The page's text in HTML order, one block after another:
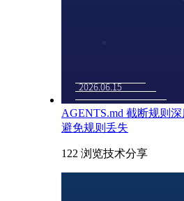
AGENTS.md 截断规则
避免规则丢失
122 浏览技术分享